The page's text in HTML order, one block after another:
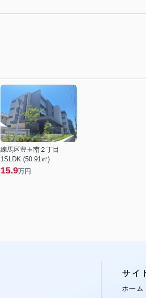
練馬区豊玉南２丁目
1SLDK (50.91㎡)
15.9万円
サイ
ホーム